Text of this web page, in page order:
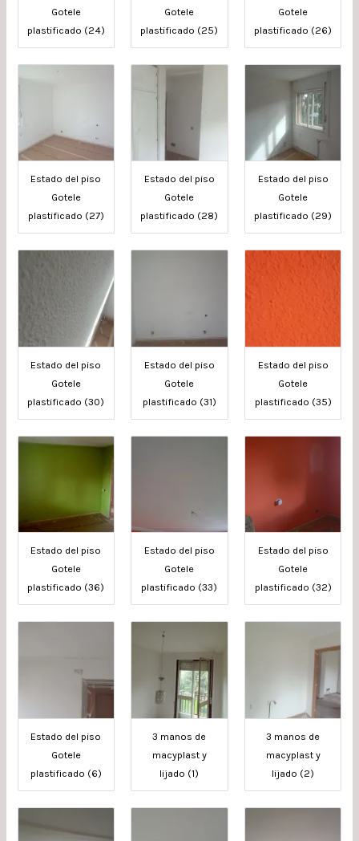
Gotele
plastificado (24)
Gotele
plastificado (25)
Gotele
plastificado (26)
Estado del piso
Gotele
plastificado (27)
Estado del piso
Gotele
plastificado (28)
Estado del piso
Gotele
plastificado (29)
Estado del piso
Gotele
plastificado (30)
Estado del piso
Gotele
plastificado (31)
Estado del piso
Gotele
plastificado (35)
Estado del piso
Gotele
plastificado (36)
Estado del piso
Gotele
plastificado (33)
Estado del piso
Gotele
plastificado (32)
Estado del piso
Gotele
plastificado (6)
3 manos de
macyplast y
lijado (1)
3 manos de
macyplast y
lijado (2)